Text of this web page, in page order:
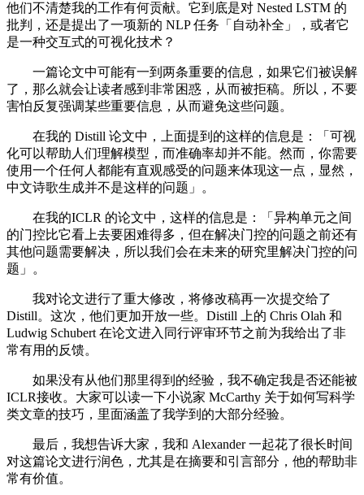
他们不清楚我的工作有何贡献。它到底是对 Nested LSTM 的
批判，还是提出了一项新的 NLP 任务「自动补全」，或者它
是一种交互式的可视化技术？
一篇论文中可能有一到两条重要的信息，如果它们被误解
了，那么就会让读者感到非常困惑，从而被拒稿。所以，不要
害怕反复强调某些重要信息，从而避免这些问题。
在我的 Distill 论文中，上面提到的这样的信息是：「可视
化可以帮助人们理解模型，而准确率却并不能。然而，你需要
使用一个任何人都能有直观感受的问题来体现这一点，显然，
中文诗歌生成并不是这样的问题」。
在我的ICLR 的论文中，这样的信息是：「异构单元之间
的门控比它看上去要困难得多，但在解决门控的问题之前还有
其他问题需要解决，所以我们会在未来的研究里解决门控的问
题」。
我对论文进行了重大修改，将修改稿再一次提交给了
Distill。这次，他们更加开放一些。Distill 上的 Chris Olah 和
Ludwig Schubert 在论文进入同行评审环节之前为我给出了非
常有用的反馈。
如果没有从他们那里得到的经验，我不确定我是否还能被
ICLR接收。大家可以读一下小说家 McCarthy 关于如何写科学
类文章的技巧，里面涵盖了我学到的大部分经验。
最后，我想告诉大家，我和 Alexander 一起花了很长时间
对这篇论文进行润色，尤其是在摘要和引言部分，他的帮助非
常有价值。